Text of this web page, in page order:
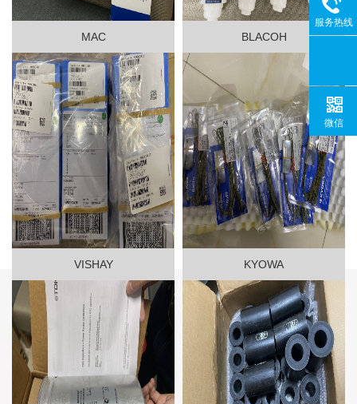
MAC BLACOH
VISHAY KYOWA
服务热线
微信